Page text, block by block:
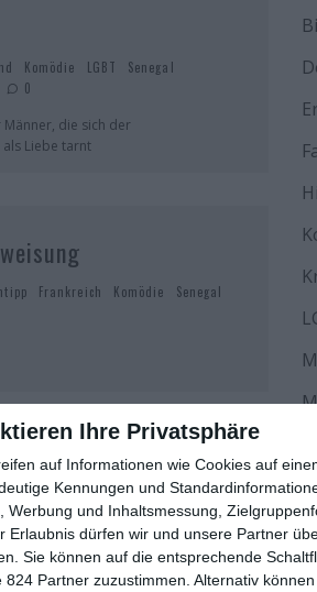
Ihre Privatsphäre
auf Informationen wie Cookies auf
Kennungen und
und Inhaltsmessung,
Erlaubnis dürfen wir und unsere Partner
Sie können auf die entsprechende
Partner zuzustimmen. Alternativ
Komödie LGBT
Senegal
0
die sich der
Liebe tarnt
Frankreich Komödie
Senegal
Komödie Schweiz
Senegal